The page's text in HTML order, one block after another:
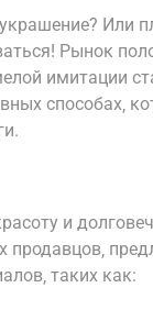
Или
Рынок
имитации
способах‚
и
продавцов‚
таких как: